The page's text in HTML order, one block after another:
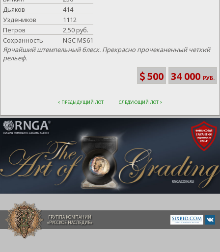
Дьяков
414
Уздеников
1112
Петров
2,50 руб.
Сохранность
NGC MS61
Ярчайший штемпельный блеск. Прекрасно прочеканенный четкий
рельеф.
500 34 000 РУБ.
< ПРЕДЫДУЩИЙ ЛОТ СЛЕДУЮЩИЙ ЛОТ >
ГРУППА КОМПАНИЙ
«РУССКОЕ НАСЛЕДИЕ»